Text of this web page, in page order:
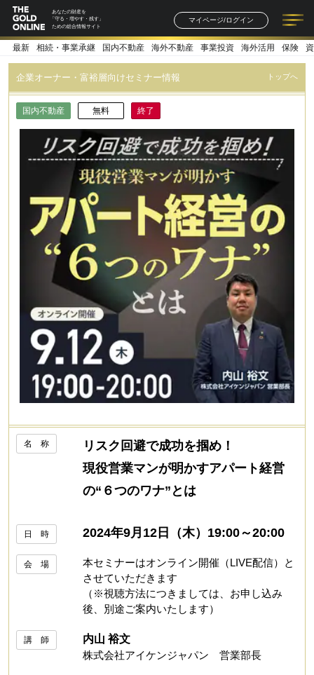
あなたの財産を
「守る・増やす・残す」
ための総合情報サイト
マイページ/ログイン
記事一覧 連載一覧
著者一覧 書籍一覧
最新 相続・事業承継 国内不動産 海外不動産 事業投資 海外活用 保険
企業オーナー・富裕層向けセミナー情報 トップへ
国内不動産 無料 終了
名 称
リスク回避で成功を掴め！
現役営業マンが明かすアパート経営
の“６つのワナ”とは
日 時 2024年9月12日（木）19:00～20:00
会 場
本セミナーはオンライン開催（LIVE配信）と
させていただきます
（※視聴方法につきましては、お申し込み
後、別途ご案内いたします）
講 師
内山 裕文
株式会社アイケンジャパン 営業部長